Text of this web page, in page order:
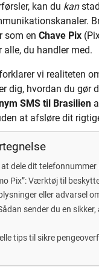
kan du kan
som en Chave Pix
du handler med.
vi realiteten
dig, hvordan du gør
SMS til Brasilien
at afsløre dit
at dele dit telefonnummer
Pix”: Værktøj til
eller advarsel
sender du en sikker,
tips til sikre